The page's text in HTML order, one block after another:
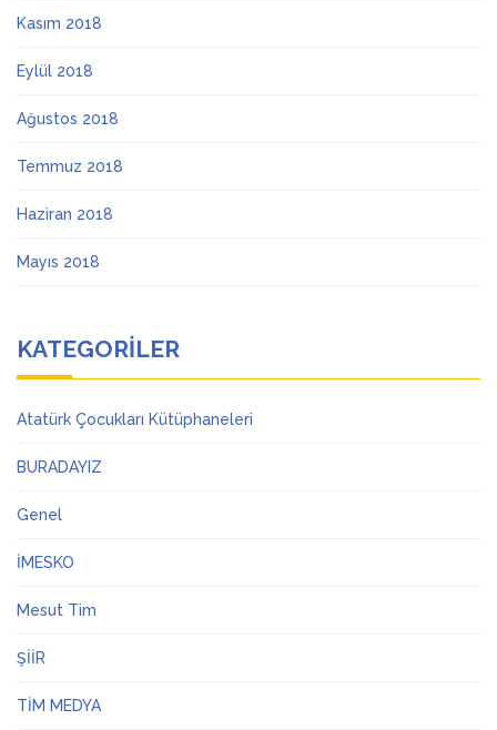
Kasım 2018
Eylül 2018
Ağustos 2018
Temmuz 2018
Haziran 2018
Mayıs 2018
KATEGORILER
Atatürk Çocukları Kütüphaneleri
BURADAYIZ
Genel
İMESKO
Mesut Tim
ŞİİR
TİM MEDYA